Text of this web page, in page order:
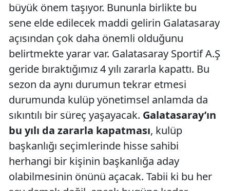
büyük önem taşıyor. Bununla birlikte bu
sene elde edilecek maddi gelirin Galatasaray
açısından çok daha önemli olduğunu
belirtmekte yarar var. Galatasaray Sportif A.Ş
geride bıraktığımız 4 yılı zararla kapattı. Bu
sezon da aynı durumun tekrar etmesi
durumunda kulüp yönetimsel anlamda da
sıkıntılı bir süreç yaşayacak. Galatasaray’ın
bu yılı da zararla kapatması, kulüp
başkanlığı seçimlerinde hisse sahibi
herhangi bir kişinin başkanlığa aday
olabilmesinin önünü açacak. Tabii ki bu her